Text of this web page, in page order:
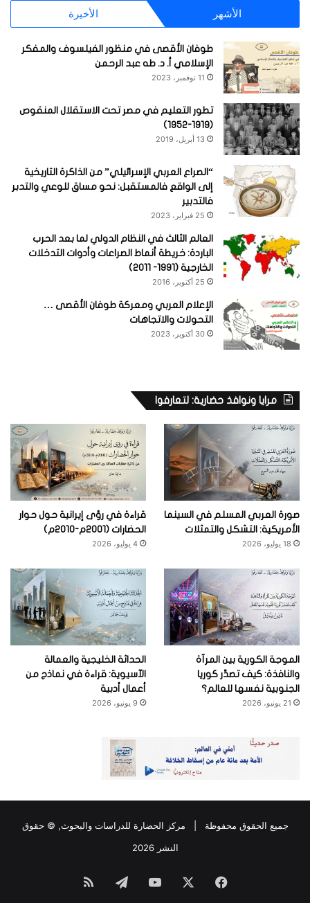
الأشهر الأخيرة
طوفان الأقصى في منظور الفيلسوف والمفكر
الإسلامي أ. د. طه عبد الرحمن
11 نوفمبر، 2023
تطور التعليم في مصر تحت الاستقلال المنقوص
(1919-1952)
13 أبريل، 2019
“الصراع العربي الإسرائيلي” من الذاكرة التاريخية
إلى الواقع فالمستقبل: نحو مساق للوعي والتدبر
فالتدبير
25 فبراير، 2023
العالم الثالث في النظام الدولي لما بعد الحرب
الباردة: خريطة أنماط الصراعات وأدوات التدخلات
الخارجية (1991- 2011)
25 أكتوبر، 2016
الإعلام العربي ومعركة طوفان الأقصى …
التحولات والاتجاهات
30 أكتوبر، 2023
مرايا ونوافذ حضارية: لتعارفوا
صورة العربي المسلم في السينما
الأمريكية: التشكل والتمثلات
18 يوليو، 2026
قراءة في رؤى إيرانية حول حوار
الحضارات (2001م-2010م)
4 يوليو، 2026
الموجة الكورية بين المرآة
والنافذة: كيف تصدِّر كوريا
الجنوبية نفسها للعالم؟
21 يونيو، 2026
الحداثة الخليجية والعمالة
الآسيوية: قراءة في نماذج من
أعمال أدبية
9 يونيو، 2026
جميع الحقوق محفوظة | مركز الحضارة للدراسات والبحوث, © حقوق
النشر 2026
فيسبوك ‫YouTubeتيلقرام